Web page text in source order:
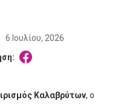
6 Ιουλίου, 2026
Καλαβρύτων, ο